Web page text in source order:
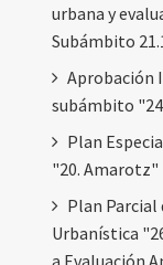
urbana y
Subámbito
Aprobación
subámbito
Plan
"20. Amarotz"
Plan Parcial
Urbanística
a Evaluación